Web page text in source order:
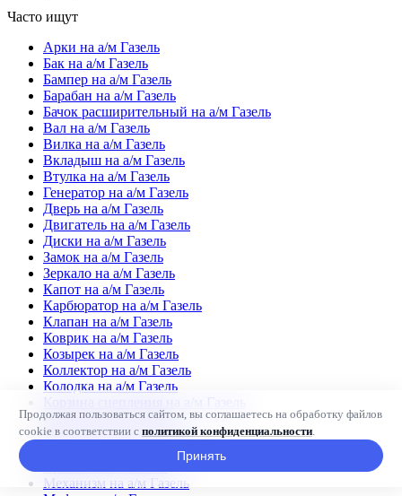
Часто ищут
Арки на а/м Газель
Бак на а/м Газель
Бампер на а/м Газель
Барабан на а/м Газель
Бачок расширительный на а/м Газель
Вал на а/м Газель
Вилка на а/м Газель
Вкладыш на а/м Газель
Втулка на а/м Газель
Генератор на а/м Газель
Дверь на а/м Газель
Двигатель на а/м Газель
Диски на а/м Газель
Замок на а/м Газель
Зеркало на а/м Газель
Капот на а/м Газель
Карбюратор на а/м Газель
Клапан на а/м Газель
Коврик на а/м Газель
Козырек на а/м Газель
Коллектор на а/м Газель
Колодка на а/м Газель
Корпус на а/м Газель
Крестовина на а/м Газель
Кронштейн на а/м Газель
Механизм на а/м Газель
Продолжая пользоваться сайтом, вы соглашаетесь на обработку файлов
cookie в соответствии с политикой конфиденциальности.
Принять